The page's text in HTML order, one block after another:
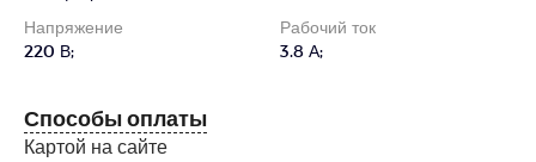
Напряжение
220 В;
Рабочий ток
3.8 А;
Способы оплаты
Картой на сайте